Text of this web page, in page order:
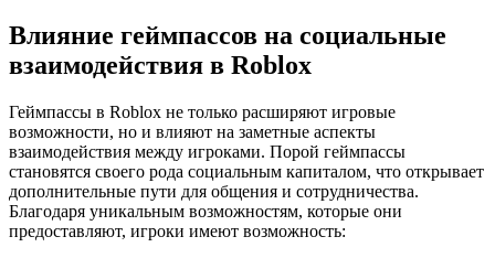
Влияние геймпассов на социальные
взаимодействия в Roblox
Геймпассы в Roblox не только расширяют игровые
возможности, но и влияют на заметные аспекты
взаимодействия между игроками. Порой геймпассы
становятся своего рода социальным капиталом, что открывает
дополнительные пути для общения и сотрудничества.
Благодаря уникальным возможностям, которые они
предоставляют, игроки имеют возможность: